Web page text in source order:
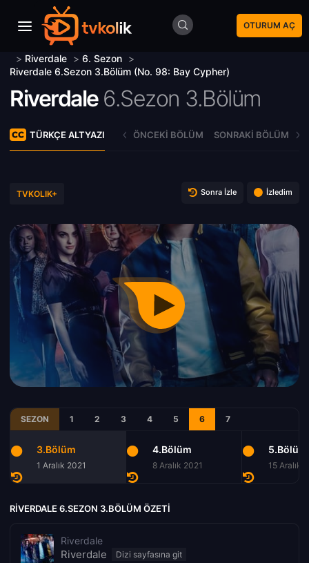
OTURUM AÇ
> Riverdale > 6. Sezon >
Riverdale 6.Sezon 3.Bölüm (No. 98: Bay Cypher)
Riverdale 6.Sezon 3.Bölüm
TÜRKÇE ALTYAZI ÖNCEKI BÖLÜM SONRAKI BÖLÜM
TVKOLIK+ Sonra İzle İzledim
SEZON 1 2 3 4 5 6 7
3.Bölüm
1 Aralık 2021
4.Bölüm
8 Aralık 2021
5.Bölüm
15 Aralık
RIVERDALE 6.SEZON 3.BÖLÜM ÖZETI
Riverdale
Riverdale